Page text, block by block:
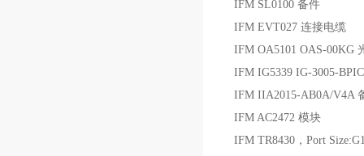
IFM SL0100 备件
IFM EVT027 连接电缆
IFM OA5101 OAS-00KG
IFM IG5339 IG-3005-
IFM IIA2015-AB0A/V4A
IFM AC2472 模块
IFM TR8430，Port